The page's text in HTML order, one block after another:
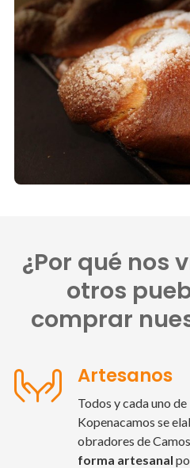
¿Por qué nos
otros
comprar
Artesanos
Todos y cada uno
Kopenacamos se
obradores de
forma artesanal